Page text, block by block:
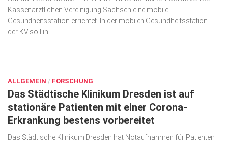
Kassenärztlichen Vereinigung Sachsen eine mobile
Gesundheitsstation errichtet. In der mobilen Gesundheitsstation
der KV soll in...
ALLGEMEIN / FORSCHUNG
Das Städtische Klinikum Dresden ist auf
stationäre Patienten mit einer Corona‐
Erkrankung bestens vorbereitet
Das Städtische Klinikum Dresden hat Notaufnahmen für Patienten